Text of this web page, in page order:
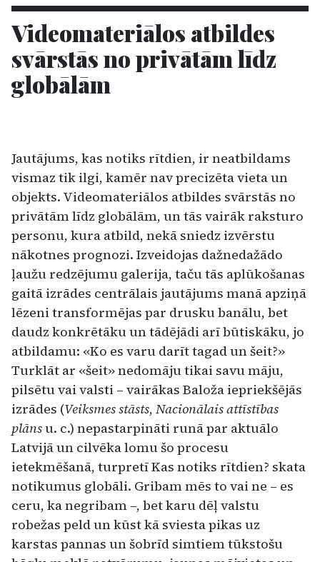
Videomateriālos atbildes
svārstās no privātām līdz
globālām
Jautājums, kas notiks rītdien, ir neatbildams
vismaz tik ilgi, kamēr nav precizēta vieta un
objekts. Videomateriālos atbildes svārstās no
privātām līdz globālām, un tās vairāk raksturo
personu, kura atbild, nekā sniedz izvērstu
nākotnes prognozi. Izveidojas dažnedažādo
ļaužu redzējumu galerija, taču tās aplūkošanas
gaitā izrādes centrālais jautājums manā apziņā
lēzeni transformējas par drusku banālu, bet
daudz konkrētāku un tādējādi arī būtiskāku, jo
atbildamu: «Ko es varu darīt tagad un šeit?»
Turklāt ar «šeit» nedomāju tikai savu māju,
pilsētu vai valsti – vairākas Baloža iepriekšējās
izrādes (Veiksmes stāsts, Nacionālais attīstības
plānsu. c.) nepastarpināti runā par aktuālo
Latvijā un cilvēka lomu šo procesu
ietekmēšanā, turpretī Kas notiks rītdien? skata
notikumus globāli. Gribam mēs to vai ne – es
ceru, ka negribam –, bet karu dēļ valstu
robežas peld un kūst kā sviesta pikas uz
karstas pannas un šobrīd simtiem tūkstošu